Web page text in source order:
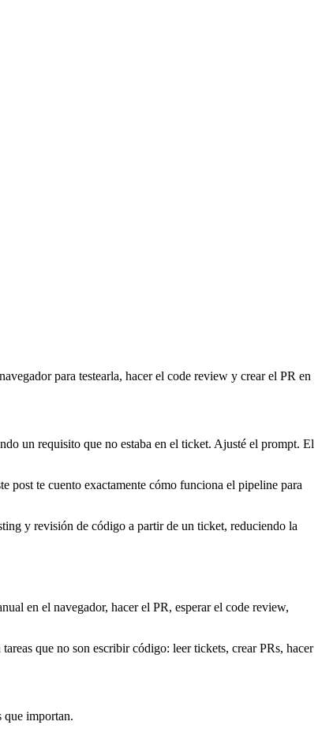
para testearla, hacer el code review y crear el PR en
un requisito que no estaba en el ticket. Ajusté el prompt. El
te cuento exactamente cómo funciona el pipeline para
y revisión de código a partir de un ticket, reduciendo la
en el navegador, hacer el PR, esperar el code review,
que no son escribir código: leer tickets, crear PRs, hacer
que importan.